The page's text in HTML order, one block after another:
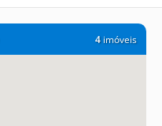
4imóveis